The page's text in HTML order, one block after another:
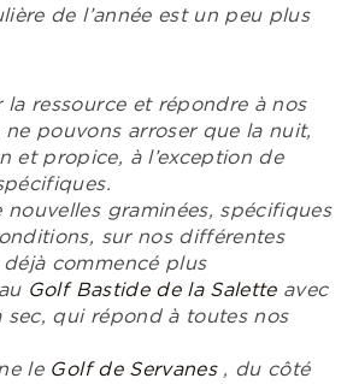
de l’année est un peu plus
ressource et répondre à nos
pouvons arroser que la nuit,
et propice, à l’exception de
nouvelles graminées, spécifiques
sur nos différentes
commencé plus
Golf Bastide de la Saletteavec
sec, qui répond à toutes nos
le Golf de Servanes, du côté